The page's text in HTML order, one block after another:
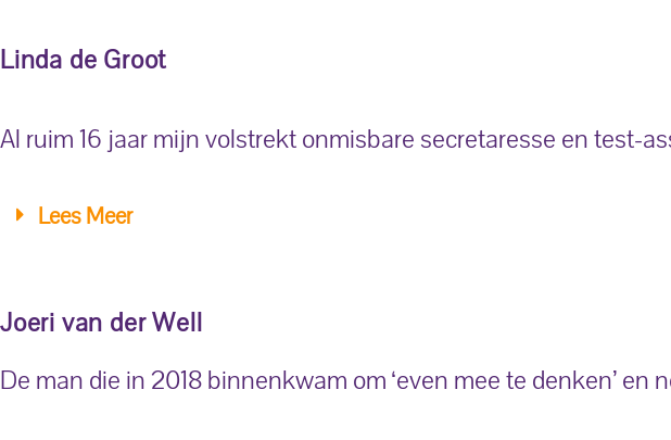
Linda de Groot
Al ruim 16 jaar mijn volstrekt onmisbare secretaresse en test-
Lees Meer
Joeri van der Well
De man die in 2018 binnenkwam om ‘even mee te denken’ en